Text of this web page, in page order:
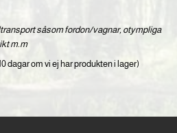
såsom fordon/vagnar, otympliga
m.m
dagar om vi ej har produkten i lager)